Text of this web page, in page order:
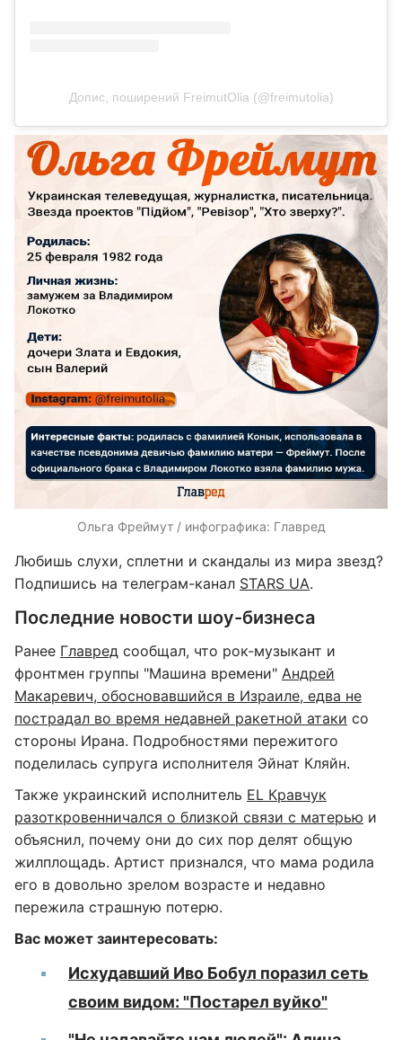
Допис, поширений FreimutOlia (@freimutolia)
Ольга Фреймут / инфографика: Главред
Любишь слухи, сплетни и скандалы из мира звезд?
Подпишись на телеграм-канал STARS UA.
Последние новости шоу-бизнеса
Ранее Главред сообщал, что рок-музыкант и
фронтмен группы "Машина времени" Андрей
Макаревич, обосновавшийся в Израиле, едва не
пострадал во время недавней ракетной атаки со
стороны Ирана. Подробностями пережитого
поделилась супруга исполнителя Эйнат Кляйн.
Также украинский исполнитель EL Кравчук
разоткровенничался о близкой связи с матерью и
объяснил, почему они до сих пор делят общую
жилплощадь. Артист признался, что мама родила
его в довольно зрелом возрасте и недавно
пережила страшную потерю.
Вас может заинтересовать:
Исхудавший Иво Бобул поразил сеть
своим видом: "Постарел вуйко"